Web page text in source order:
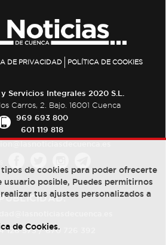
DE PRIVACIDAD POLÍTICA DE COOKIES
Servicios Integrales 2020 S.L.
Carros, 2. Bajo. 16001 Cuenca
969 693 800
601 119 818
PUBLICIDAD:
126 573/670 726 392
de cookies para poder ofrecerte
usuario posible, Puedes permitirnos
tus ajustes personalizados a
de Cookies.